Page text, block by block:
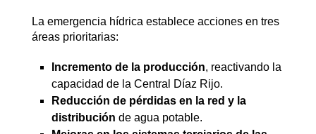
La emergencia hídrica establece acciones en tres
áreas prioritarias:
Incremento de la producción, reactivando la
capacidad de la Central Díaz Rijo.
Reducción de pérdidas en la red y la
distribución de agua potable.